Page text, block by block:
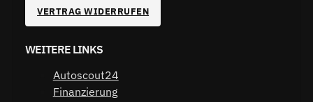
VERTRAG WIDERRUFEN
WEITERE LINKS
Autoscout24
Finanzierung